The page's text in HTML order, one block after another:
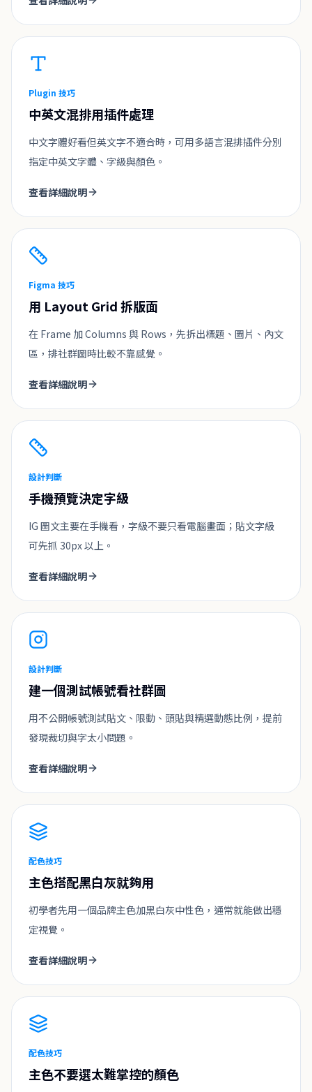
Plugin 技巧
中英文混排用插件處理
中文字體好看但英文字不適合時，可用多語言混排插件分別
指定中英文字體、字級與顏色。
查看詳細說明
Figma 技巧
用 Layout Grid 拆版面
在 Frame 加 Columns 與 Rows，先拆出標題、圖片、內文
區，排社群圖時比較不靠感覺。
查看詳細說明
設計判斷
手機預覽決定字級
IG 圖文主要在手機看，字級不要只看電腦畫面；貼文字級
可先抓 30px 以上。
查看詳細說明
設計判斷
建一個測試帳號看社群圖
用不公開帳號測試貼文、限動、頭貼與精選動態比例，提前
發現裁切與字太小問題。
查看詳細說明
配色技巧
主色搭配黑白灰就夠用
初學者先用一個品牌主色加黑白灰中性色，通常就能做出穩
定視覺。
查看詳細說明
配色技巧
主色不要選太難掌控的顏色